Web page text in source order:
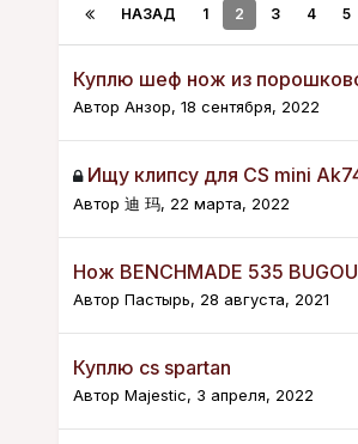
НАЗАД 1 2 3 4 5
Куплю шеф нож из
Автор Анзор, 18 сентября, 2022
Ищу клипсу для CS mini
Автор 迪 玛, 22 марта, 2022
Нож BENCHMADE 535
Автор Пастырь, 28 августа, 2021
Куплю cs spartan
Автор Majestic, 3 апреля, 2022